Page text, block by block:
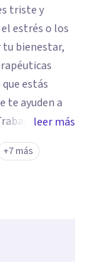
triste y
estrés o los
bienestar,
estás
te ayuden a
de Familia y
depresión,
en su vida
leer más
+7 más